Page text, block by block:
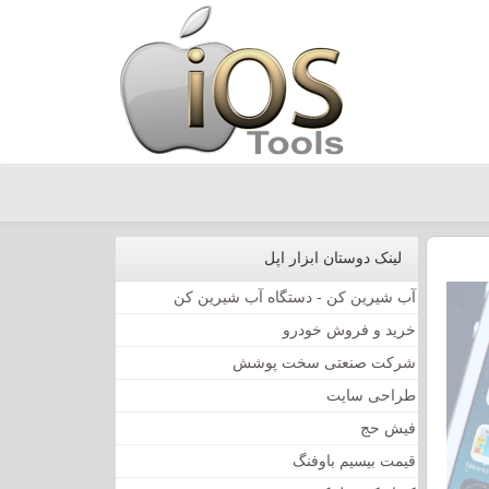
لینک دوستان ابزار اپل
آب شیرین کن - دستگاه آب شیرین کن
خرید و فروش خودرو
شرکت صنعتی سخت پوشش
طراحی سایت
فیش حج
قیمت بیسیم باوفنگ